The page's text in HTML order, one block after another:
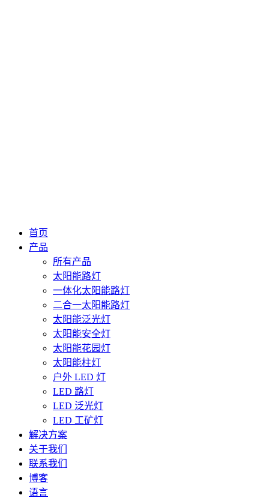
首页
产品
所有产品
太阳能路灯
一体化太阳能路灯
二合一太阳能路灯
太阳能泛光灯
太阳能安全灯
太阳能花园灯
太阳能柱灯
户外 LED 灯
LED 路灯
LED 泛光灯
LED 工矿灯
解决方案
关于我们
联系我们
博客
语言